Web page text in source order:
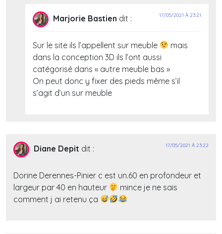
Marjorie Bastien dit : 17/05/2021 À 23:21
Sur le site ils l’appellent sur meuble
mais
dans la conception 3D ils l’ont aussi
catégorisé dans « autre meuble bas »
On peut donc y fixer des pieds même s’il
s’agit d’un sur meuble
Diane Depit dit : 17/05/2021 À 23:22
Dorine Derennes-Pinier c est un.60 en profondeur et
largeur par 40 en hauteur
mince je ne sais
comment j ai retenu ça